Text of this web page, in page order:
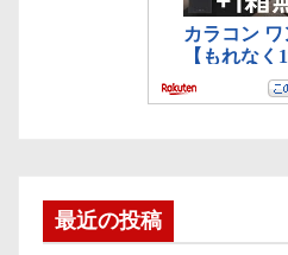
最近の投稿